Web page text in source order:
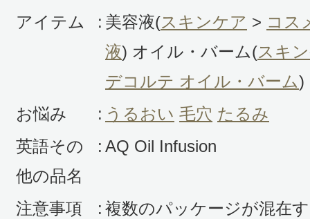
投稿日：2019年08月
ヨッシ～ 様 ／50代前半
感じた効能：うるおい/角質ケア/リラ
購入品：AQ オイル インフュージョ
超乾燥肌の為、オイルは四季に関係
回はLIDEALを初めて購入しました
アイテム
: 美容液(スキンケア > コス
液) オイル・バーム(スキ
デコルテ オイル・バーム)
お悩み
: うるおい 毛穴 たるみ
英語その
他の品名
: AQ Oil Infusion
注意事項 : 複数のパッケージが混在